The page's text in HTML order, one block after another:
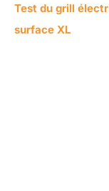
Test du grill
surface XL